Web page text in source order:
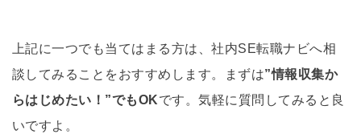
上記に一つでも当てはまる方は、社内SE転職ナビへ相
談してみることをおすすめします。まずは”情報収集か
らはじめたい！”でもOKです。気軽に質問してみると良
いですよ。